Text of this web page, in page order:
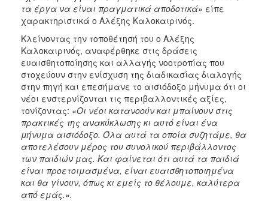
τα έργα να είναι πραγματικά αποδοτικά» είπε
χαρακτηριστικά ο Αλέξης Καλοκαιρινός.
Κλείνοντας την τοποθέτησή του ο Αλέξης
Καλοκαιρινός, αναφέρθηκε στις δράσεις
ευαισθητοποίησης και αλλαγής νοοτροπίας που
στοχεύουν στην ενίσχυση της διαδικασίας διαλογής
στην πηγή και επεσήμανε το αισιόδοξο μήνυμα ότι οι
νέοι ενστερνίζονται τις περιβαλλοντικές αξίες,
τονίζοντας: «Οι νέοι κατανοούν και μπαίνουν στις
πρακτικές της ανακύκλωσης κι αυτό είναι ένα
μήνυμα αισιόδοξο. Όλα αυτά τα οποία συζητάμε, θα
αποτελέσουν μέρος του συνολικού περιβάλλοντος
των παιδιών μας. Και φαίνεται ότι αυτά τα παιδιά
είναι προετοιμασμένα, είναι ευαισθητοποιημένα
και θα γίνουν, όπως κι εμείς το θέλουμε, καλύτερα
από εμάς.».